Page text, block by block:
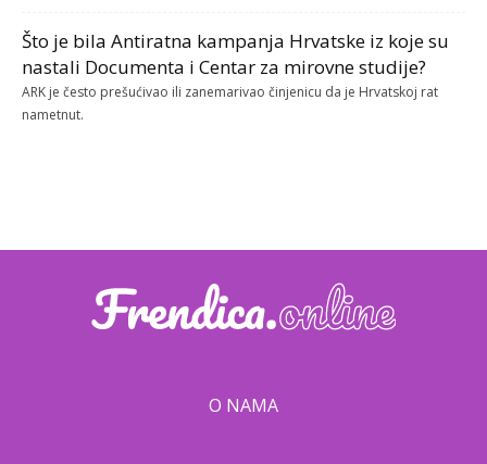
Što je bila Antiratna kampanja Hrvatske iz koje su
nastali Documenta i Centar za mirovne studije?
ARK je često prešućivao ili zanemarivao činjenicu da je Hrvatskoj rat
nametnut.
O NAMA